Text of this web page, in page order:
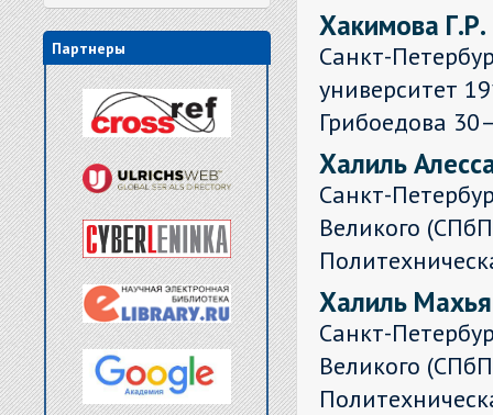
Партнеры
Хакимова Г.Р.
Санкт-
университет
Грибоедова
Халиль
Санкт-
Великого
Халиль
Санкт-
Великого